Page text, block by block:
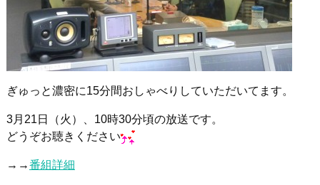
ぎゅっと濃密に15分間おしゃべりしていただいてます。
3月21日（火）、10時30分頃の放送です。
どうぞお聴きください
→→番組詳細